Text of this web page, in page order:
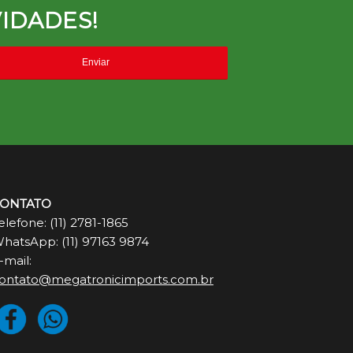
(11) 2781-1865
(11) 97163 9874
mail: